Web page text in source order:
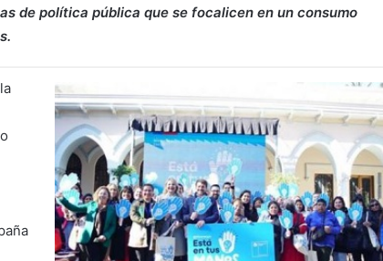
de política pública que se focalicen en un consumo